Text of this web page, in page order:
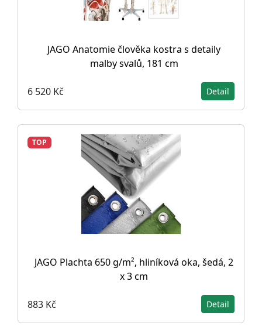
JAGO Anatomie člověka kostra s detaily
malby svalů, 181 cm
6 520 Kč Detail
TOP
JAGO Plachta 650 g/m², hliníková oka, šedá, 2
x 3 cm
883 Kč Detail